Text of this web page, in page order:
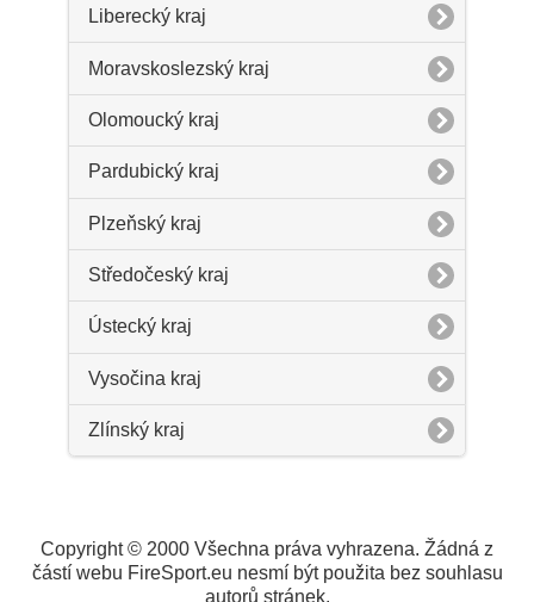
Liberecký kraj
Moravskoslezský kraj
Olomoucký kraj
Pardubický kraj
Plzeňský kraj
Středočeský kraj
Ústecký kraj
Vysočina kraj
Zlínský kraj
Copyright © 2000 Všechna práva vyhrazena. Žádná z
částí webu FireSport.eu nesmí být použita bez souhlasu
autorů stránek.